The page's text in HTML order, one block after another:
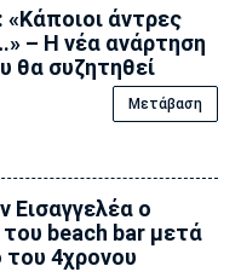
άντρες
– Η νέα ανάρτηση
θα συζητηθεί
Μετάβαση
Εισαγγελέα ο
του beach bar μετά
4χρονου